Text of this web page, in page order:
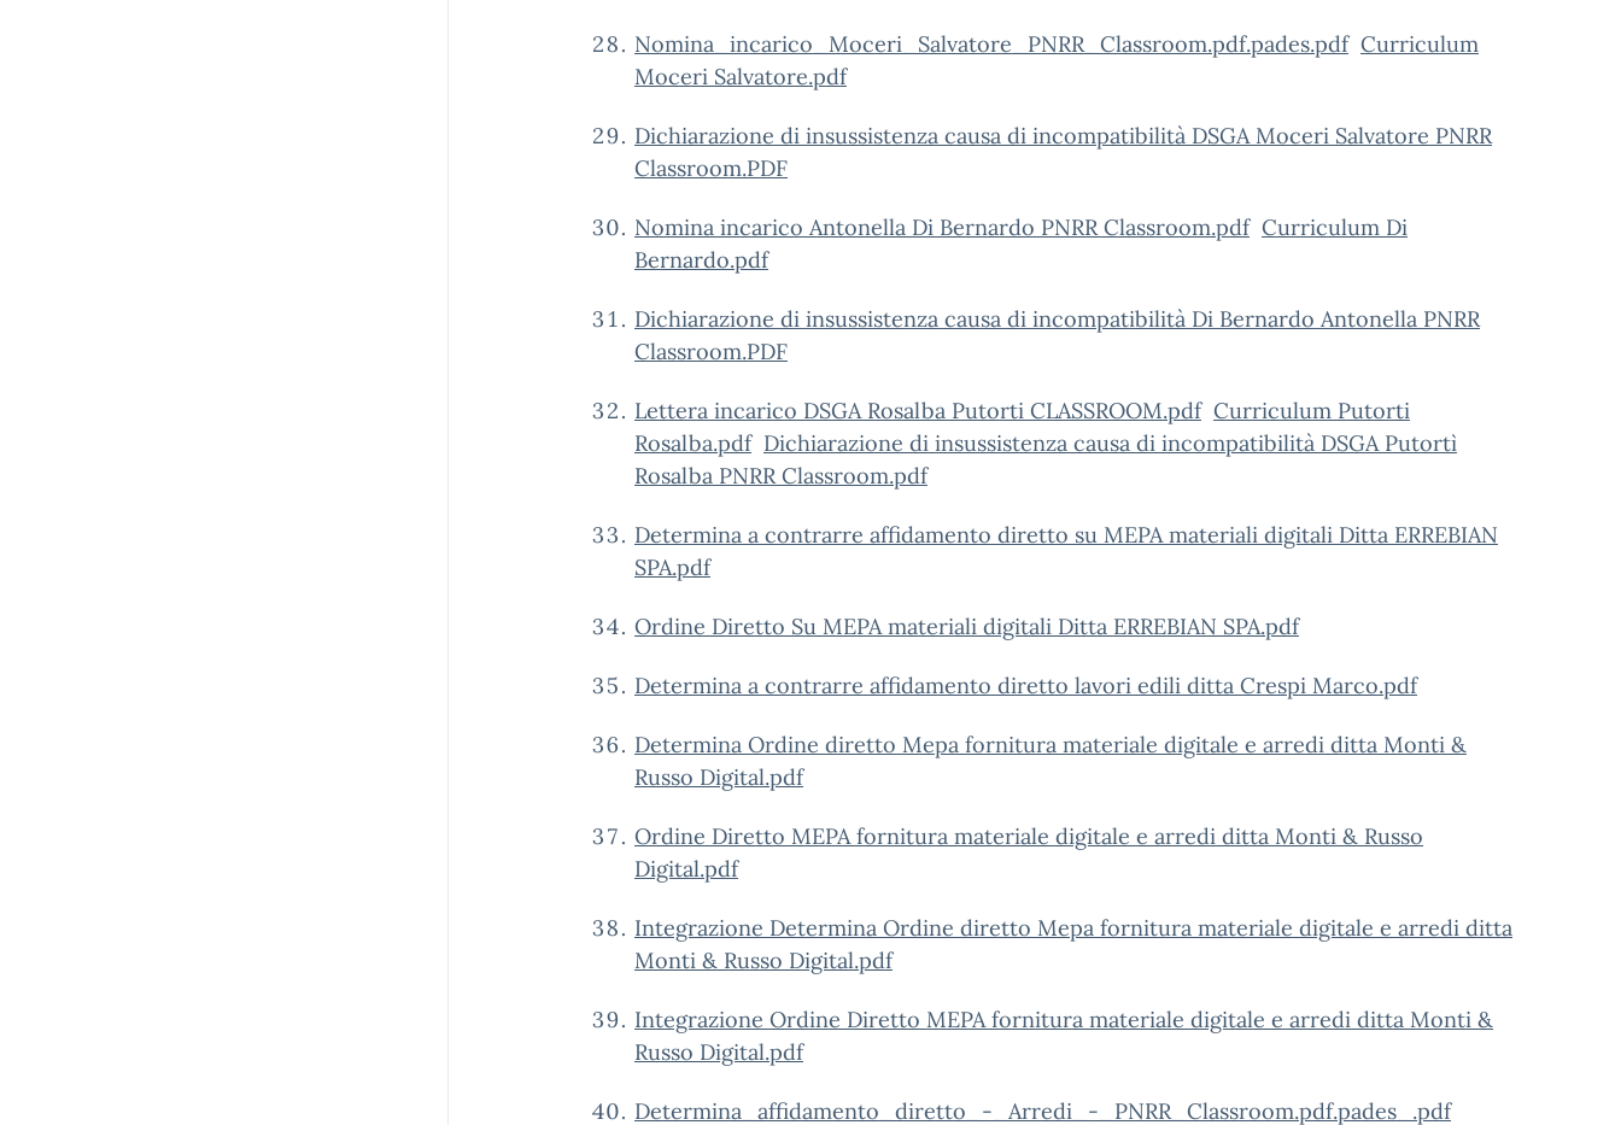
Nomina_incarico_Moceri_Salvatore_PNRR_Classroom.pdf.pades.pdf Curriculum
Moceri Salvatore.pdf
Dichiarazione di insussistenza causa di incompatibilità DSGA Moceri Salvatore PNRR
Classroom.PDF
Nomina incarico Antonella Di Bernardo PNRR Classroom.pdf Curriculum Di
Bernardo.pdf
Dichiarazione di insussistenza causa di incompatibilità Di Bernardo Antonella PNRR
Classroom.PDF
Lettera incarico DSGA Rosalba Putorti CLASSROOM.pdf Curriculum Putorti
Rosalba.pdf Dichiarazione di insussistenza causa di incompatibilità DSGA Putortì
Rosalba PNRR Classroom.pdf
Determina a contrarre affidamento diretto su MEPA materiali digitali Ditta ERREBIAN
SPA.pdf
Ordine Diretto Su MEPA materiali digitali Ditta ERREBIAN SPA.pdf
Determina a contrarre affidamento diretto lavori edili ditta Crespi Marco.pdf
Determina Ordine diretto Mepa fornitura materiale digitale e arredi ditta Monti &
Russo Digital.pdf
Ordine Diretto MEPA fornitura materiale digitale e arredi ditta Monti & Russo
Digital.pdf
Integrazione Determina Ordine diretto Mepa fornitura materiale digitale e arredi ditta
Monti & Russo Digital.pdf
Integrazione Ordine Diretto MEPA fornitura materiale digitale e arredi ditta Monti &
Russo Digital.pdf
Determina_affidamento_diretto_-_Arredi_-_PNRR_Classroom.pdf.pades_.pdf